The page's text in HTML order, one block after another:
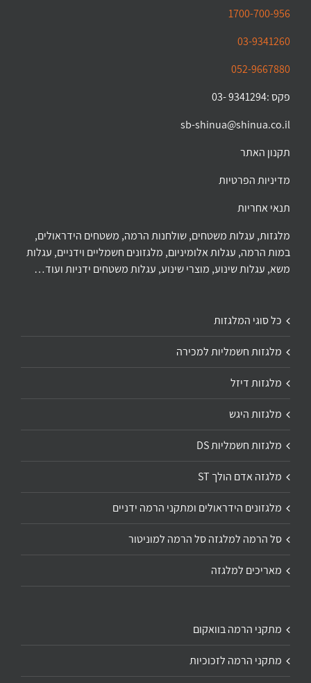
1700-700-956
03-9341260
052-9667880
פקס :9341294 -03
sb-shinua@shinua.co.il
תקנון האתר
מדיניות הפרטיות
תנאי אחריות
מלגזות, עגלות משטחים, שולחנות הרמה, משטחים הידראולים,
במות הרמה, עגלות אלומיניום, מלגזונים חשמליים וידניים, עגלות
משא, עגלות שינוע, מוצרי שינוע, עגלות משטחים ידניות ועוד…
כל סוגי המלגזות
מלגזות חשמליות למכירה
מלגזות דיזל
מלגזות היגש
מלגזות חשמליות DS
מלגזה אדם הולך ST
מלגזונים הידראולים ומתקני הרמה ידניים
סל הרמה למלגזה סל הרמה למוניטור
מאריכים למלגזה
מתקני הרמה בוואקום
מתקני הרמה לזכוכיות